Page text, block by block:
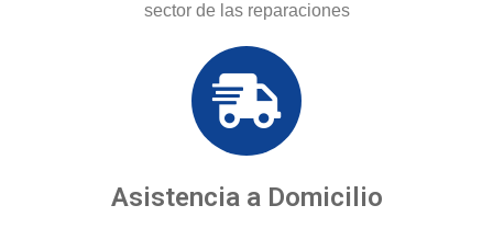
sector de las reparaciones
Asistencia a Domicilio